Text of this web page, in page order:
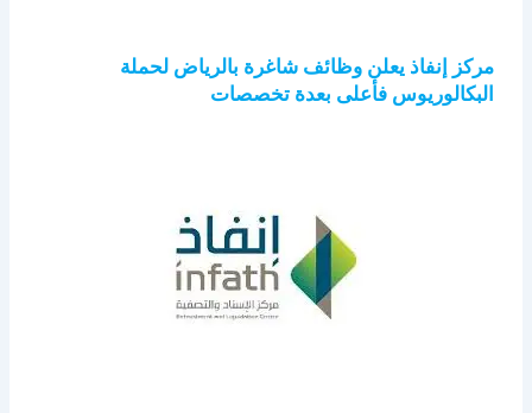
مركز إنفاذ يعلن وظائف شاغرة بالرياض لحملة
البكالوريوس فأعلى بعدة تخصصات